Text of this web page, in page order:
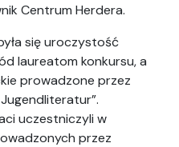
Centrum Herdera.
się uroczystość
laureatom konkursu, a
prowadzone przez
uczestniczyli w
przez